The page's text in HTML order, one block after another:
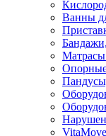
Ванны
Матрасы
VitaMove